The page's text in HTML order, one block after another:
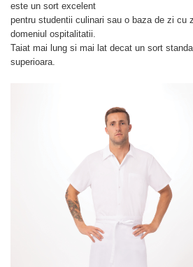
este un sort excelent
pentru studentii culinari sau o baza de zi cu
domeniul ospitalitatii.
Taiat mai lung si mai lat decat un sort
superioara.